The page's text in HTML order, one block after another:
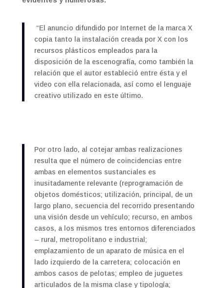
“El anuncio difundido por Internet de la marca X
copia tanto la instalación creada por X con los
recursos plásticos empleados para la
disposición de la escenografía, como también la
relación que el autor estableció entre ésta y el
video con ella relacionada, así como el lenguaje
creativo utilizado en este último.
Por otro lado, al cotejar ambas realizaciones
resulta que el número de coincidencias entre
ambas en elementos sustanciales es
inusitadamente relevante (reprogramación de
objetos domésticos; utilización, principal, de un
largo plano, secuencia del recorrido presentando
una visión desde un vehículo; recurso, en ambos
casos, a los mismos tres entornos diferenciados
– rural, metropolitano e industrial;
emplazamiento de un aparato de música en el
lado izquierdo de la carretera; colocación en
ambos casos de pelotas; empleo de juguetes
articulados de la misma clase y tipología;